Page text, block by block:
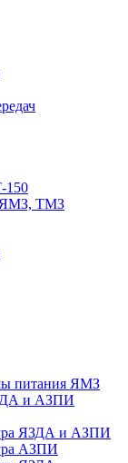
150
ЯМЗ, ТМЗ
питания ЯМЗ
и АЗПИ
ЯЗДА и АЗПИ
АЗПИ